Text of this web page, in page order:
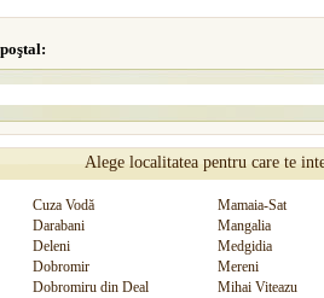
Alege localitatea pentru care te
Cuza Vodă
Mamaia-Sat
Darabani
Mangalia
Deleni
Medgidia
Dobromir
Mereni
Dobromiru din Deal
Mihai Viteazu